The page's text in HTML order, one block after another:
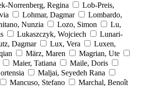
Norrenberg, Regina
Lob-Preis,
Lohmar, Dagmar
Lombardo,
Nunzia Lozo, Simon
Lu,
Lukaszczyk, Wojciech
Lunari-
Dagmar Lux, Vera
Luxen,
März, Maren
Magrian, Ute
Maier, Tatiana
Maile, Doris
Maljai, Seyedeh Rana
Mancuso, Stefano
Marchal, Benoît